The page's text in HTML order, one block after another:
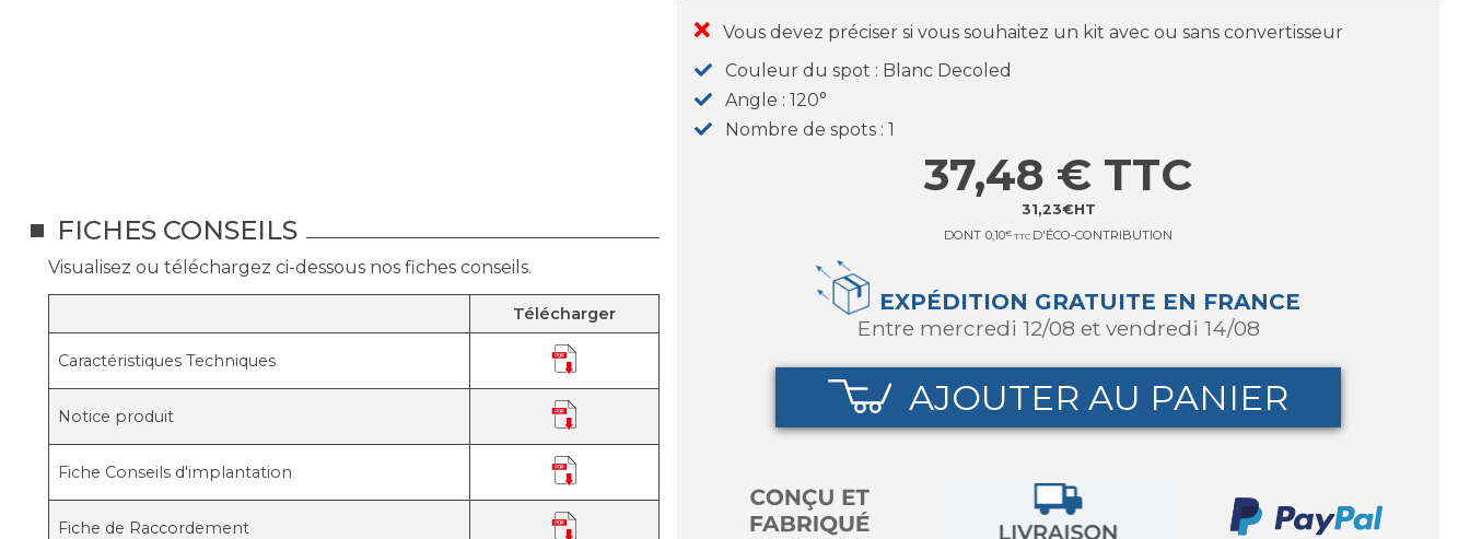
FICHES CONSEILS
Visualisez ou téléchargez ci-dessous nos fiches conseils.
Télécharger
Caractéristiques Techniques
Notice produit
Fiche Conseils d'implantation
Fiche de Raccordement
Vous devez préciser si vous souhaitez un kit avec ou sans convertisseur
Couleur du spot
Blanc Decoled
Angle
120°
Nombre de spots 1
31,23€HT
37,48 € TTC
DONT 0,10€ TTC D'ÉCO-CONTRIBUTION
EXPÉDITION GRATUITE EN FRANCE
entre mercredi 12/08 et vendredi 14/08
AJOUTER AU PANIER